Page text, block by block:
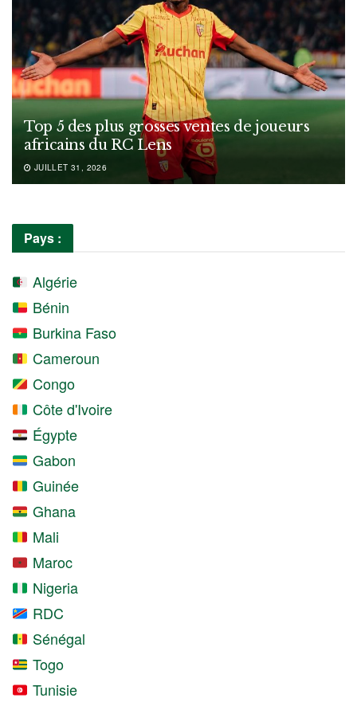
Top 5 des plus grosses ventes de joueurs
africains du RC Lens
JUILLET 31, 2026
Pays :
Algérie
Bénin
Burkina Faso
Cameroun
Congo
Côte d'Ivoire
Égypte
Gabon
Guinée
Ghana
Mali
Maroc
Nigeria
RDC
Sénégal
Togo
Tunisie